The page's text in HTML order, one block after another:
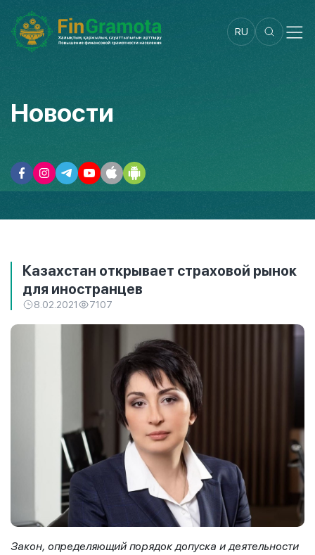
RU
Новости
Казахстан открывает страховой рынок
для иностранцев
8.02.2021 7107
Закон, определяющий порядок допуска и деятельности